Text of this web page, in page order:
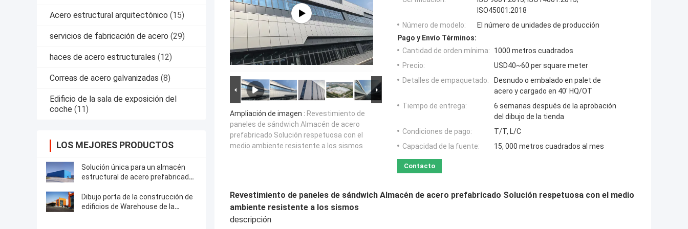
Acero estructural arquitectónico (15)
servicios de fabricación de acero (29)
haces de acero estructurales (12)
Correas de acero galvanizadas (8)
Edificio de la sala de exposición del
coche (11)
LOS MEJORES PRODUCTOS
Solución única para un almacén
estructural de acero prefabricado
Dibujo porta de la construcción de
edificios de Warehouse de la
Ampliación de imagen : Revestimiento de
paneles de sándwich Almacén de acero
prefabricado Solución respetuosa con el
medio ambiente resistente a los sismos
ISO45001:2018
Número de modelo:
El número de unidades de producción
Pago y Envío Términos:
Cantidad de orden mínima:
1000 metros cuadrados
Precio:
USD40~60 per square meter
Detalles de empaquetado:
Desnudo o embalado en palet de
acero y cargado en 40' HQ/OT
Tiempo de entrega:
6 semanas después de la aprobación
del dibujo de la tienda
Condiciones de pago:
T/T, L/C
Capacidad de la fuente:
15, 000 metros cuadrados al mes
Contacto
Revestimiento de paneles de sándwich Almacén de acero prefabricado Solución respetuosa con el medio
ambiente resistente a los sismos
descripción